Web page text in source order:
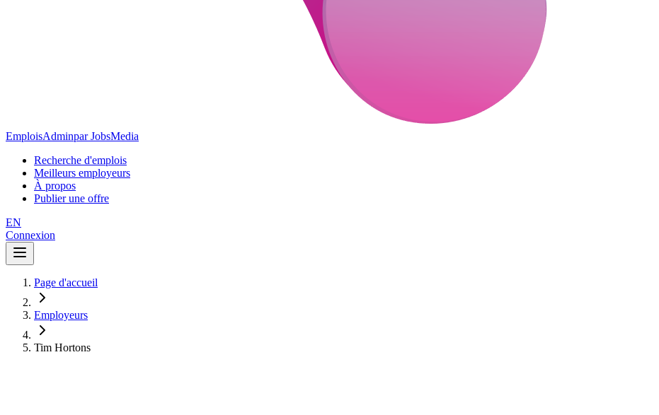
EmploisAdminpar JobsMedia
Recherche d'emplois
Meilleurs employeurs
À propos
Publier une offre
EN
Connexion
Page d'accueil
Employeurs
Tim Hortons